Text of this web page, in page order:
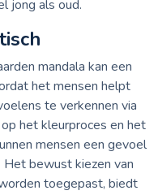
jong als oud.
mandala kan een
het mensen helpt
te verkennen via
het kleurproces en het
mensen een gevoel
Het bewust kiezen van
toegepast, biedt